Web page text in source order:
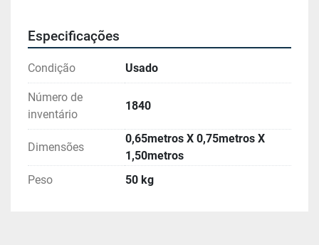
Especificações
Condição Usado
Número de
inventário
1840
Dimensões
0,65metros X 0,75metros X
1,50metros
Peso
50 kg